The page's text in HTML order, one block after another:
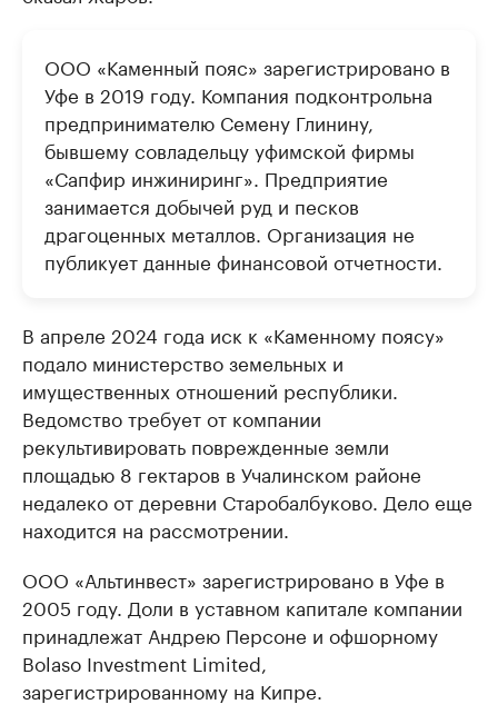
ООО «Каменный пояс» зарегистрировано в
Уфе в 2019 году. Компания подконтрольна
предпринимателю Семену Глинину,
бывшему совладельцу уфимской фирмы
«Сапфир инжиниринг». Предприятие
занимается добычей руд и песков
драгоценных металлов. Организация не
публикует данные финансовой отчетности.
В апреле 2024 года иск к «Каменному поясу»
подало министерство земельных и
имущественных отношений республики.
Ведомство требует от компании
рекультивировать поврежденные земли
площадью 8 гектаров в Учалинском районе
недалеко от деревни Старобалбуково. Дело еще
находится на рассмотрении.
ООО «Альтинвест» зарегистрировано в Уфе в
2005 году. Доли в уставном капитале компании
принадлежат Андрею Персоне и офшорному
Bolaso Investment Limited,
зарегистрированному на Кипре.